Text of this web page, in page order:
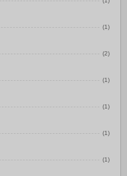
(1)
(2)
(1)
(1)
(1)
(1)